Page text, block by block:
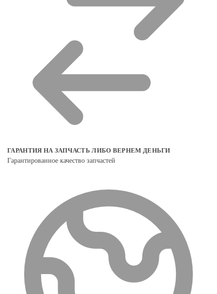
ГАРАНТИЯ НА ЗАПЧАСТЬ ЛИБО ВЕРНЕМ ДЕНЬГИ
Гарантированное качество запчастей